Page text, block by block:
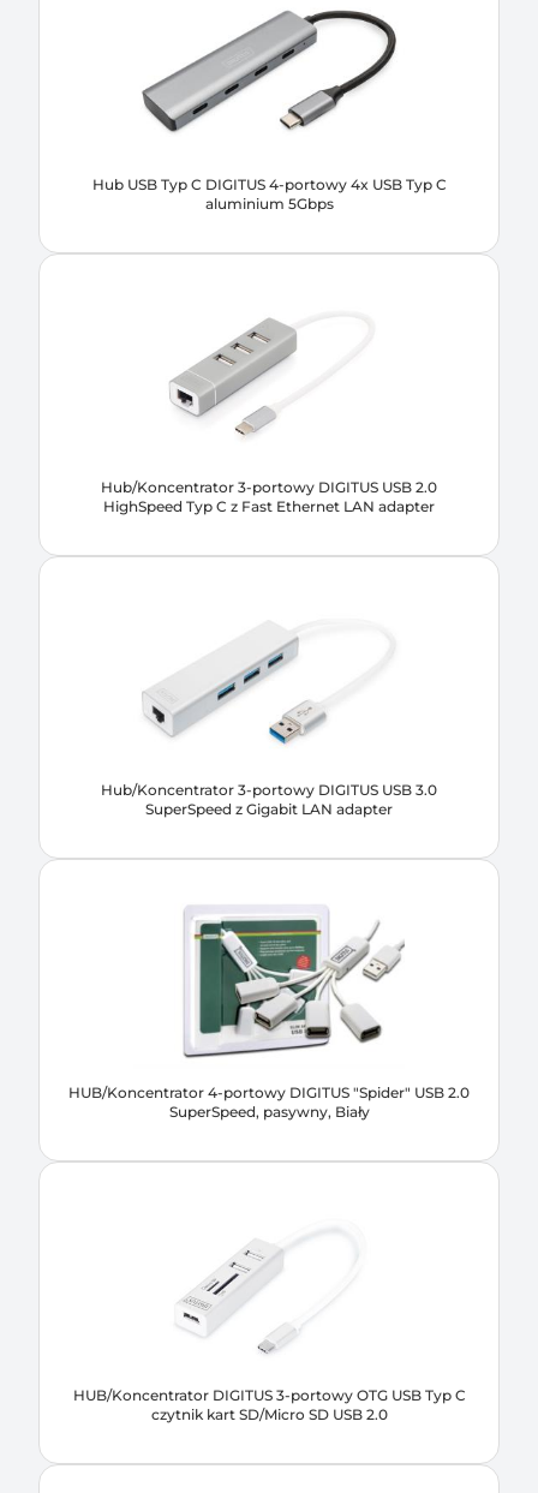
Hub USB Typ C DIGITUS 4-portowy 4x USB Typ C
aluminium 5Gbps
Hub/Koncentrator 3-portowy DIGITUS USB 2.0
HighSpeed Typ C z Fast Ethernet LAN adapter
Hub/Koncentrator 3-portowy DIGITUS USB 3.0
SuperSpeed z Gigabit LAN adapter
HUB/Koncentrator 4-portowy DIGITUS "Spider" USB 2.0
SuperSpeed, pasywny, Biały
HUB/Koncentrator DIGITUS 3-portowy OTG USB Typ C
czytnik kart SD/Micro SD USB 2.0